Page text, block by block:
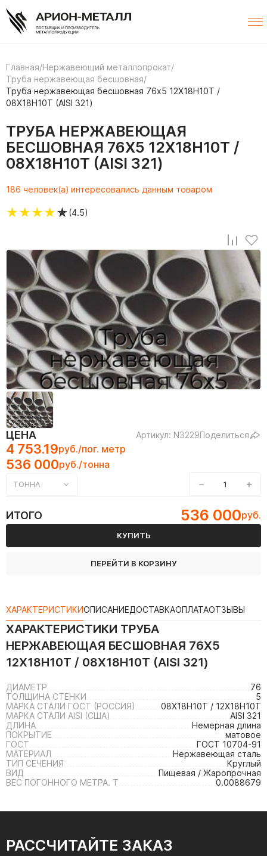
Главная/Нержавеющий металлопрокат/
Труба нержавеющая бесшовная/
Труба нержавеющая бесшовная 76х5 12Х18Н10Т /
08Х18Н10Т (AISI 321)
ТРУБА НЕРЖАВЕЮЩАЯ
БЕСШОВНАЯ 76Х5 12Х18Н10Т /
08Х18Н10Т (AISI 321)
186 человек(а) интересовались данным товаром
★★★★★(4.5)
ЦЕНА Артикул: N3229Поделиться
4 753.19руб./пог. метр
536 000руб./тонна
ТОННА − +
ИТОГО 536 000руб.
КУПИТЬ
ПЕРЕЙТИ В КОРЗИНУ
ХАРАКТЕРИСТИКИОПИСАНИЕДОСТАВКАОПЛАТАОТЗЫВЫ
ХАРАКТЕРИСТИКИ ТРУБА
НЕРЖАВЕЮЩАЯ БЕСШОВНАЯ 76Х5
12Х18Н10Т / 08Х18Н10Т (AISI 321)
ДИАМЕТР
76
ТОЛЩИНА СТЕНКИ
5
МАРКА СТАЛИ ГОСТ (РОССИЯ)
08Х18Н10Т / 12Х18Н10Т
МАРКА СТАЛИ AISI (США)
AISI 321
ДЛИНА
Немерная длина
ПОКРЫТИЕ
матовое
ГОСТ
ГОСТ 10704-91
МАТЕРИАЛ
Нержавеющая сталь
ТИП СЕЧЕНИЯ
Круглый
ВИД
Пищевая / Жаропрочная
ВЕС ПОГОННОГО МЕТРА. Т
0.0088679
РАССЧИТАЙТЕ ЗАКАЗ